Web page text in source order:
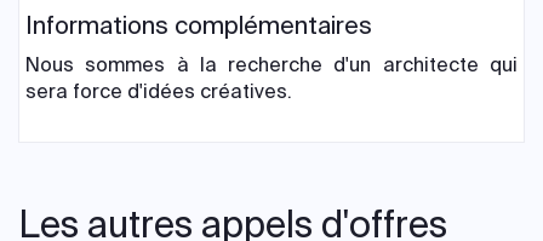
Informations complémentaires
Nous sommes à la recherche d'un architecte qui
sera force d'idées créatives.
Les autres appels d'offres